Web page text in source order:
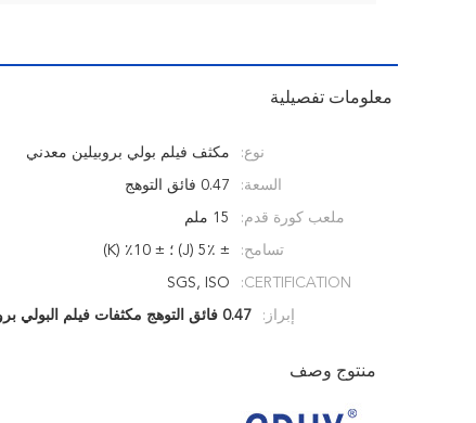
معلومات تفصيلية
نوع: مكثف فيلم بولي بروبيلين معدني
السعة: 0.47 فائق التوهج
ملعب كورة قدم: 15 ملم
تسامح: ± 5٪ (J) ؛ ± 10٪ (K)
CERTIFICATION:
SGS, ISO
إبراز: 0.47 فائق التوهج مكثفات فيلم البولي بروبلين
منتوج وصف